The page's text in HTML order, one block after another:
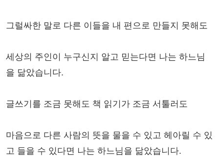
그럴싸한 말로 다른 이들을 내 편으로 만들지 못해도
세상의 주인이 누구신지 알고 믿는다면 나는 하느님
을 닮았습니다.
글쓰기를 조금 못해도 책 읽기가 조금 서툴러도
마음으로 다른 사람의 뜻을 물을 수 있고 헤아릴 수 있
고 들을 수 있다면 나는 하느님을 닮았습니다.